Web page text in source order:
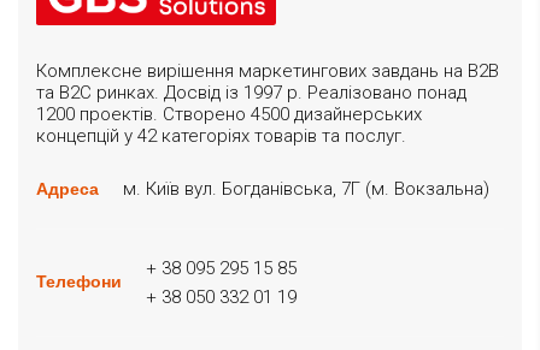
Комплексне вирішення маркетингових завдань на B2B
та B2C ринках. Досвід із 1997 р. Реалізовано понад
1200 проектів. Створено 4500 дизайнерських
концепцій у 42 категоріях товарів та послуг.
Адреса м. Київ вул. Богданівська, 7Г (м. Вокзальна)
Телефони
+ 38 095 295 15 85
+ 38 050 332 01 19